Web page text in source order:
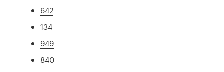
642
134
949
840